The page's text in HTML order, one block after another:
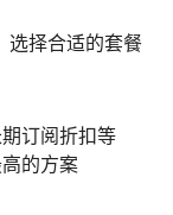
选择合适的套餐
订阅折扣等
的方案